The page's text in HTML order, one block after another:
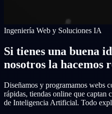
Ingeniería Web y Soluciones IA
Si tienes una buena
nosotros la hacemos
Diseñamos y programamos webs
rápidas, tiendas online que captan
de Inteligencia Artificial. Todo